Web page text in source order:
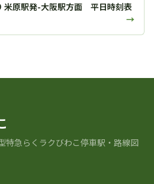
米原駅発-大阪駅方面 平日時刻表
→
特急らくラクびわこ停車駅・路線図